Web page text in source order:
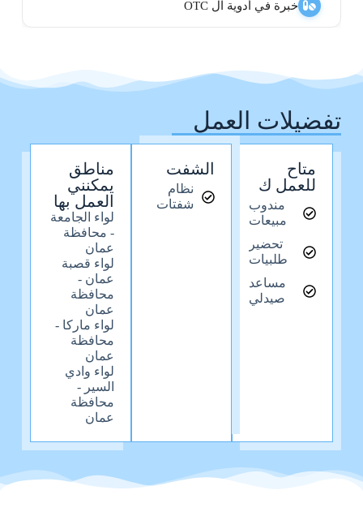
خبرة في أدوية ال OTC
تفضيلات العمل
متاح
للعمل ك
مندوب
مبيعات
تحضير
طلبيات
مساعد
صيدلي
الشفت
نظام
شفتات
مناطق
يمكنني
العمل بها
لواء الجامعة
- محافظة
عمان
لواء قصبة
عمان -
محافظة
عمان
لواء ماركا -
محافظة
عمان
لواء وادي
السير -
محافظة
عمان